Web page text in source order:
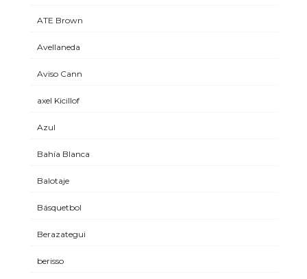
ATE Brown
Avellaneda
Aviso Cann
axel Kicillof
Azul
Bahía Blanca
Balotaje
Básquetbol
Berazategui
berisso